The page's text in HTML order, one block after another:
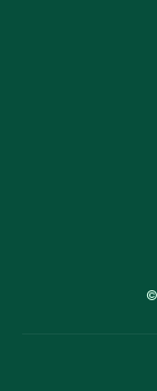
©